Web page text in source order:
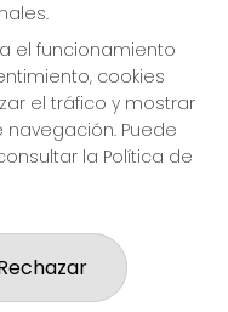
el funcionamiento
cookies
el tráfico y mostrar
Puede
la Política de